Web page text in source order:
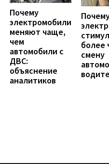
Почему
электромобили
меняют чаще,
чем
автомобили с
ДВС:
объяснение
аналитиков
более
смену